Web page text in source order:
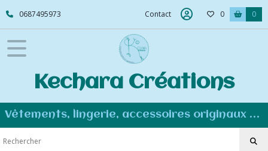
0687495973 Contact 0 0
Kechara Créations
Vêtements, lingerie, accessoires originaux et personnalisés - Couture éco-responsable